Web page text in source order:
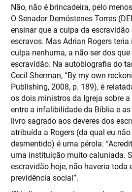
Não, não é brincadeira, pelo
O Senador Demóstenes Torres
ensinar que a culpa da
escravos. Mas Adrian Rogers
culpa nenhuma, a não ser dos
escravidão. Na autobiografia do
Cecil Sherman, “By my own
Publishing, 2008, p. 189), é
os dois ministros da Igreja sobre
entre a infalibilidade da Bíblia e
livro sagrado aos deveres dos
atribuída a Rogers (da qual eu
desmentido) é uma pérola:
uma instituição muito caluniada.
escravidão hoje, não haveria toda
previdência social”.